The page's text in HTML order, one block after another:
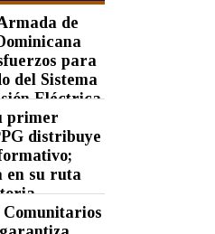
de
para
del Sistema
Eléctrica
de
primer
distribuye
en su ruta
Comunitarios